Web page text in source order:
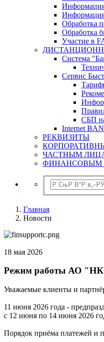
Обработка
Обработка
Участие в
Система
Сервис
СБП
Internet
РЕКВИЗИТЫ
ЧАСТНЫМ
ФИНАНСОВЫМ
Главная
Новости
18 мая 2026
Режим работы АО "НК
Уважаемые клиенты и
11 июня 2026 года -
с 12 июня по 14 июня 2026
Порядок приёма платежей и